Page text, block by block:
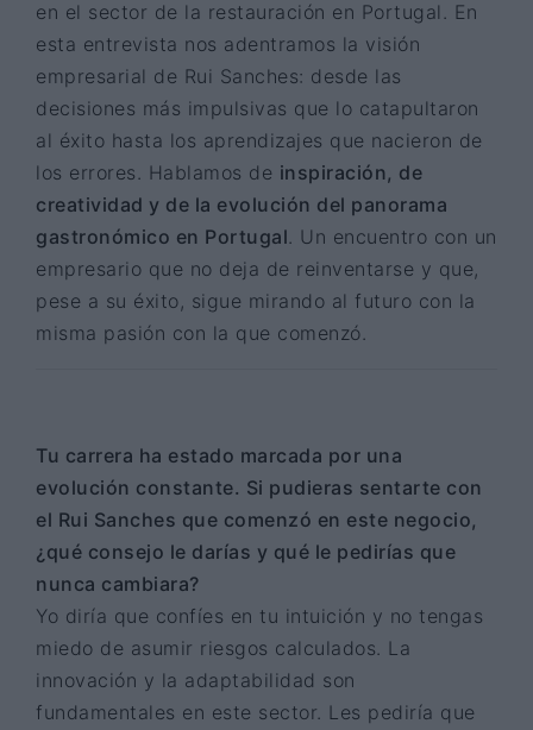
en el sector de la restauración en Portugal. En
esta entrevista nos adentramos la visión
empresarial de Rui Sanches: desde las
decisiones más impulsivas que lo catapultaron
al éxito hasta los aprendizajes que nacieron de
los errores. Hablamos de inspiración, de
creatividad y de la evolución del panorama
gastronómico en Portugal . Un encuentro con un
empresario que no deja de reinventarse y que,
pese a su éxito, sigue mirando al futuro con la
misma pasión con la que comenzó.
Tu carrera ha estado marcada por una
evolución constante. Si pudieras sentarte con
el Rui Sanches que comenzó en este negocio,
¿qué consejo le darías y qué le pedirías que
nunca cambiara?
Yo diría que confíes en tu intuición y no tengas
miedo de asumir riesgos calculados. La
innovación y la adaptabilidad son
fundamentales en este sector. Les pediría que